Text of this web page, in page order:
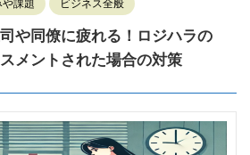
課題 ビジネス全般
や同僚に疲れる！ロジハラの
メントされた場合の対策